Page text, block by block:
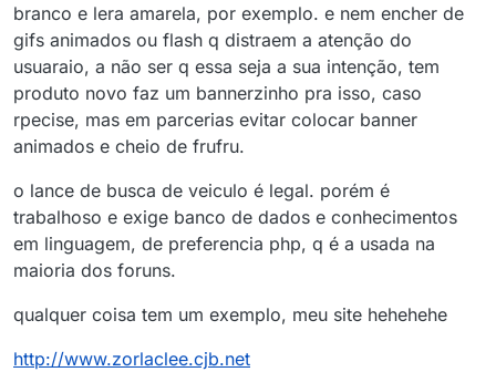
branco e lera amarela, por exemplo. e nem encher de
gifs animados ou flash q distraem a atenção do
usuaraio, a não ser q essa seja a sua intenção, tem
produto novo faz um bannerzinho pra isso, caso
rpecise, mas em parcerias evitar colocar banner
animados e cheio de frufru.
o lance de busca de veiculo é legal. porém é
trabalhoso e exige banco de dados e conhecimentos
em linguagem, de preferencia php, q é a usada na
maioria dos foruns.
qualquer coisa tem um exemplo, meu site hehehehe
http://www.zorlaclee.cjb.net